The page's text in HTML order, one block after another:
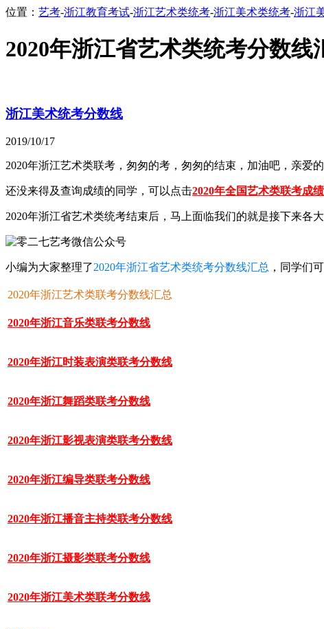
位置： 艺考-浙江教育考试-浙江艺术类统考-浙江美术类统考-浙江
2020年浙江省艺术类统考分数线
浙江美术统考分数线
2019/10/17
2020年浙江艺术类联考，匆匆的考，匆匆的结束，加油吧，亲爱
还没来得及查询成绩的同学，可以点击2020年全国艺术类联考成
2020年浙江省艺术类统考结束后，马上面临我们的就是接下来各
小编为大家整理了2020年浙江省艺术类统考分数线汇总 ，同学们
2020年浙江艺术类联考分数线汇总
2020年浙江音乐类联考分数线
2020年浙江时装表演类联考分数线
2020年浙江舞蹈类联考分数线
2020年浙江影视表演类联考分数线
2020年浙江编导类联考分数线
2020年浙江播音主持类联考分数线
2020年浙江摄影类联考分数线
2020年浙江美术类联考分数线